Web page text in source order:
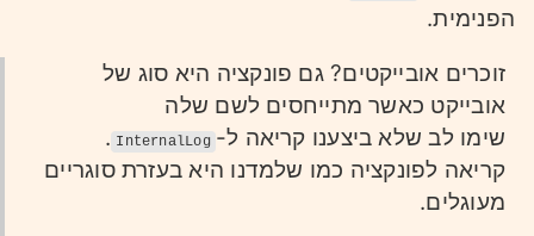
הפנימית.
זוכרים אובייקטים? גם פונקציה היא סוג של
אובייקט כאשר מתייחסים לשם שלה
שימו לב שלא ביצענו קריאה ל- InternalLog
.
קריאה לפונקציה כמו שלמדנו היא בעזרת סוגריים
מעוגלים.